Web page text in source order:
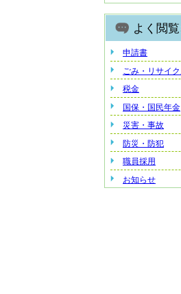
よく閲
申請書
ごみ・リサイ
税金
国保・国民年金
災害・事故
防災・防犯
職員採用
お知らせ